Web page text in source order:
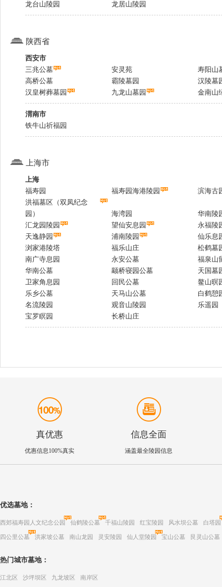
龙台山陵园
龙居山陵园
陕西省
西安市
三兆公墓
安灵苑
寿阳山
高桥公墓
霸陵墓园
汉陵墓
汉皇树葬墓园
九龙山墓园 金南山
渭南市
铁牛山祈福园
上海市
上海
福寿园
福寿园海港陵园
滨海古
洪福墓区（双凤纪念
园）
海湾园
华南陵
汇龙园陵园
望仙安息园
永福陵
天逸静园
浦南陵园
仙乐息
浏家港陵塔
福乐山庄
松鹤墓
南广寺息园
永安公墓
福泉山
华南公墓
颛桥寝园公墓
天国墓
卫家角息园
回民公墓
鳌山暝
乐乡公墓
天马山公墓
白鹤憩
名流陵园
观音山陵园
乐遥园
宝罗瞑园
长桥山庄
真优惠
优惠信息100%真实
信息全面
涵盖最全陵园信息
优选墓地：
西郊福寿园人文纪念公园 仙鹤陵公墓 千福山陵园 红宝陵园 风水坝公墓 白塔园
四公里公墓 洪家坡公墓 南山龙园 灵安陵园 仙人堂陵园 宝山公墓 艮灵山公墓
热门城市墓地：
江北区 沙坪坝区 九龙坡区 南岸区